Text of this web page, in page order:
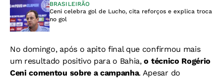
BRASILEIRÃO
Ceni celebra gol de Lucho, cita reforços e explica troca
no gol
No domingo, após o apito final que confirmou mais
um resultado positivo para o Bahia,o técnico Rogério
Ceni comentou sobre a campanha. Apesar do